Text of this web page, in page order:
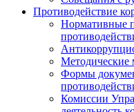
Противодействие
Нормативные
Методические
Формы
Комиссии